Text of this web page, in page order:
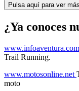
Pulsa aquí para ver
¿Ya conoces
www.infoaventura.com
Trail Running.
www.motosonline.net
moto